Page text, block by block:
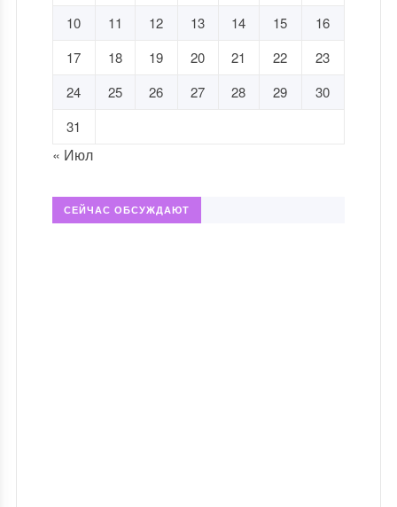
10
11 12 13 14 15
16
17
18 19 20 21 22
23
24
25 26 27 28 29
30
31
« Июл
СЕЙЧАС ОБСУЖДАЮТ